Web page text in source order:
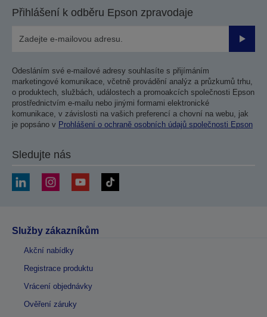
Přihlášení k odběru Epson zpravodaje
Odesláním své e-mailové adresy souhlasíte s přijímáním
marketingové komunikace, včetně provádění analýz a průzkumů trhu,
o produktech, službách, událostech a promoakcích společnosti Epson
prostřednictvím e-mailu nebo jinými formami elektronické
komunikace, v závislosti na vašich preferencí a chovní na webu, jak
je popsáno v Prohlášení o ochraně osobních údajů společnosti Epson
Sledujte nás
Služby zákazníkům
Akční nabídky
Registrace produktu
Vrácení objednávky
Ověření záruky